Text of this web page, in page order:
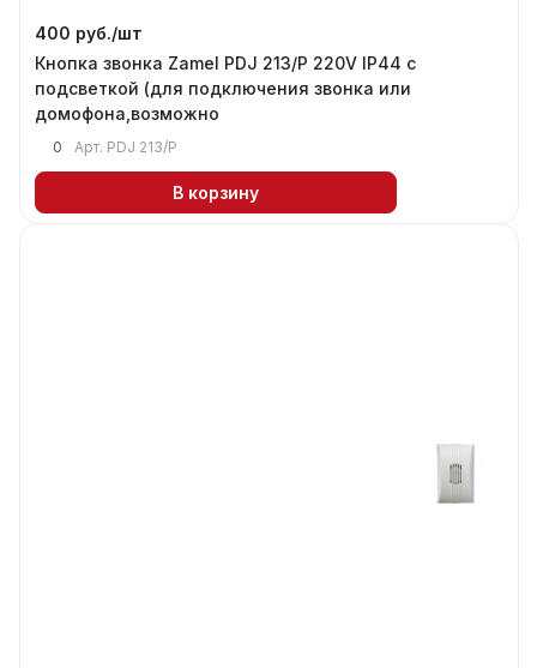
400 руб./шт
Кнопка звонка Zamel PDJ 213/P 220V IP44 с
подсветкой (для подключения звонка или
домофона,возможно
0 Арт. PDJ 213/P
В корзину